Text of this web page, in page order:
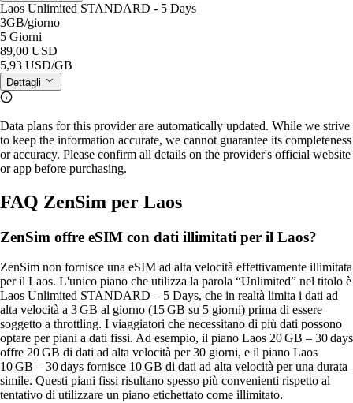
Laos Unlimited STANDARD - 5 Days
3GB/giorno
5 Giorni
89,00 USD
5,93 USD/GB
Dettagli
Data plans for this provider are automatically updated. While we strive
to keep the information accurate, we cannot guarantee its completeness
or accuracy. Please confirm all details on the provider's official website
or app before purchasing.
FAQ ZenSim per Laos
ZenSim offre eSIM con dati illimitati per il Laos?
ZenSim non fornisce una eSIM ad alta velocità effettivamente illimitata
per il Laos. L'unico piano che utilizza la parola “Unlimited” nel titolo è
Laos Unlimited STANDARD – 5 Days, che in realtà limita i dati ad
alta velocità a 3 GB al giorno (15 GB su 5 giorni) prima di essere
soggetto a throttling. I viaggiatori che necessitano di più dati possono
optare per piani a dati fissi. Ad esempio, il piano Laos 20 GB – 30 days
offre 20 GB di dati ad alta velocità per 30 giorni, e il piano Laos
10 GB – 30 days fornisce 10 GB di dati ad alta velocità per una durata
simile. Questi piani fissi risultano spesso più convenienti rispetto al
tentativo di utilizzare un piano etichettato come illimitato.